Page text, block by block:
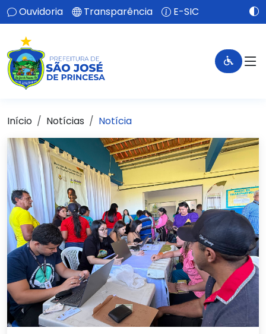
Ouvidoria Transparência E-SIC
Início Notícias Notícia